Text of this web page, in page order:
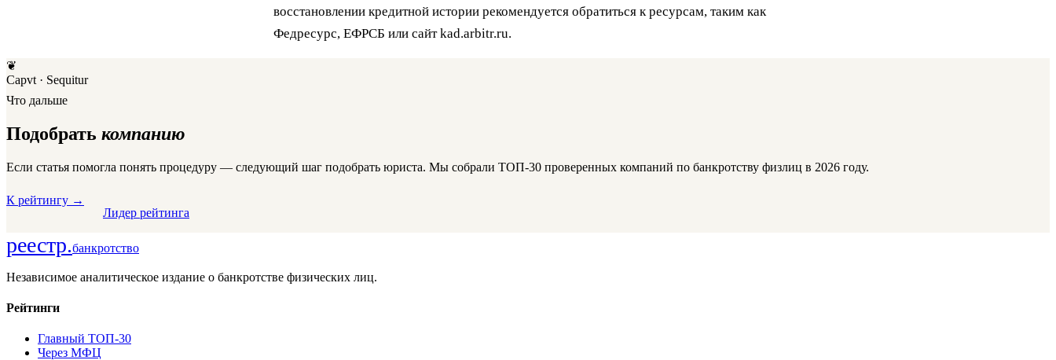
восстановлении кредитной истории рекомендуется обратиться к ресурсам, таким как
Федресурс, ЕФРСБ или сайт kad.arbitr.ru.
❦
Capvt · Sequitur
Что дальше
Подобрать компанию
Если статья помогла понять процедуру — следующий шаг подобрать юриста. Мы собрали ТОП-30 проверенных компаний по банкротству физлиц в 2026 году.
К рейтингу →
Лидер рейтинга
реестр.банкротство
Независимое аналитическое издание о банкротстве физических лиц.
Рейтинги
Главный ТОП-30
Через МФЦ